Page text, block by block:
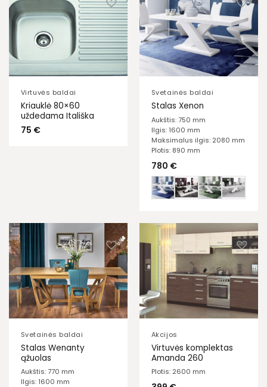
Virtuvės baldai
Kriauklė 80×60
uždedama Itališka
75 €
Svetainės baldai
Stalas Xenon
Aukštis: 750 mm
Ilgis: 1600 mm
Maksimalus ilgis: 2080 mm
Plotis: 890 mm
780 €
Svetainės baldai
Stalas Wenanty
ąžuolas
Aukštis: 770 mm
Ilgis: 1600 mm
Akcijos
Virtuvės komplektas
Amanda 260
Plotis: 2600 mm